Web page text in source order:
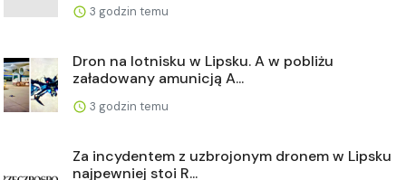
3 godzin temu
Dron na lotnisku w Lipsku. A w pobliżu
załadowany amunicją A...
3 godzin temu
Za incydentem z uzbrojonym dronem w Lipsku
najpewniej stoi R...